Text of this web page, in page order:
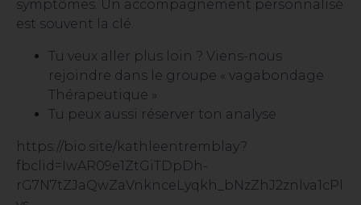
symptômes. Un accompagnement personnalisé
est souvent la clé.
Tu veux aller plus loin ? Viens-nous
rejoindre dans le groupe « vagabondage
Thérapeutique »
Tu peux aussi réserver ton analyse
https://bio.site/kathleentremblay?
fbclid=IwAR09e1ZtGiTDpDh-
rG7N7tZJaQwZaVnknceLyqkh_bNzZhJ2znlva1cPl